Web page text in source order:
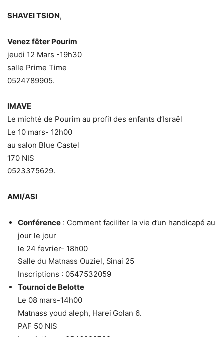
SHAVEI TSION,
Venez fêter Pourim
jeudi 12 Mars -19h30
salle Prime Time
0524789905.
IMAVE
Le michté de Pourim au profit des enfants d’Israël
Le 10 mars- 12h00
au salon Blue Castel
170 NIS
0523375629.
AMI/ASI
Conférence : Comment faciliter la vie d’un handicapé au
jour le jour
le 24 fevrier- 18h00
Salle du Matnass Ouziel, Sinai 25
Inscriptions : 0547532059
Tournoi de Belotte
Le 08 mars-14h00
Matnass youd aleph, Harei Golan 6.
PAF 50 NIS